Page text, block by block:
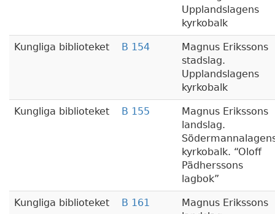
Upplandslagens
kyrkobalk
Kungliga biblioteket B 154
Magnus Erikssons
stadslag.
Upplandslagens
kyrkobalk
Kungliga biblioteket B 155
Magnus Erikssons
landslag.
kyrkobalk.
Oloff
Pädherssons
lagbok
Kungliga biblioteket B 161
Magnus Erikssons